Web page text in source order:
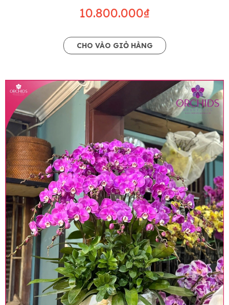
10.800.000₫
CHO VÀO GIỎ HÀNG